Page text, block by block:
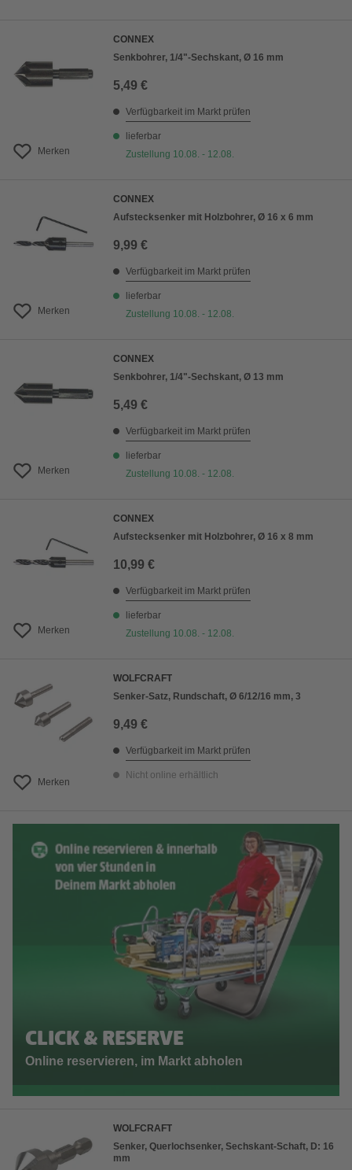
Merken
CONNEX
Senkbohrer, 1/4"-Sechskant, Ø 16 mm
5,49 €
Verfügbarkeit im Markt prüfen
lieferbar
Zustellung 10.08. - 12.08.
Merken
CONNEX
Aufstecksenker mit Holzbohrer, Ø 16 x 6 mm
9,99 €
Verfügbarkeit im Markt prüfen
lieferbar
Zustellung 10.08. - 12.08.
Merken
CONNEX
Senkbohrer, 1/4"-Sechskant, Ø 13 mm
5,49 €
Verfügbarkeit im Markt prüfen
lieferbar
Zustellung 10.08. - 12.08.
Merken
CONNEX
Aufstecksenker mit Holzbohrer, Ø 16 x 8 mm
10,99 €
Verfügbarkeit im Markt prüfen
lieferbar
Zustellung 10.08. - 12.08.
Merken
WOLFCRAFT
Senker-Satz, Rundschaft, Ø 6/12/16 mm, 3
9,49 €
Verfügbarkeit im Markt prüfen
Nicht online erhältlich
CLICK & RESERVE
Online reservieren, im Markt abholen
WOLFCRAFT
Senker, Querlochsenker, Sechskant-Schaft, D: 16
mm